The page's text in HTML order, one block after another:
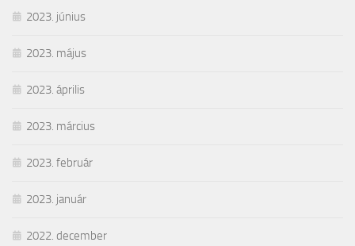
2023. június
2023. május
2023. április
2023. március
2023. február
2023. január
2022. december